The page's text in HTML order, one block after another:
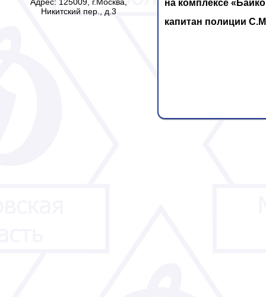
Никитский пер., д.3
на комплексе
капитан полиции С.М